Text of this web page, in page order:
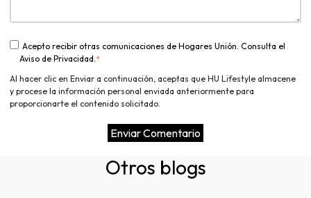
Acepto recibir otras comunicaciones de Hogares Unión. Consulta el
Aviso de Privacidad.*
Al hacer clic en Enviar a continuación, aceptas que HU Lifestyle almacene
y procese la información personal enviada anteriormente para
proporcionarte el contenido solicitado.
Otros blogs